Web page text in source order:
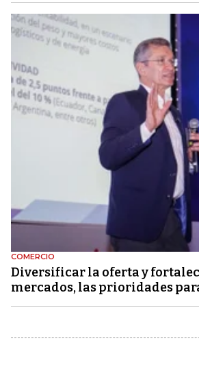
COMERCIO
Diversificar la oferta y
mercados, las prioridades